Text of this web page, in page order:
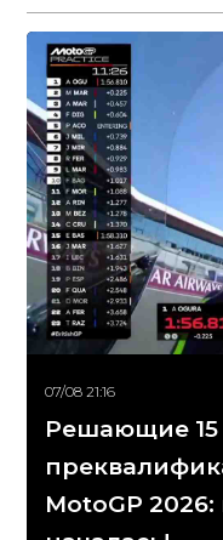
07/08 21:16
Решающие 15
MotoGP